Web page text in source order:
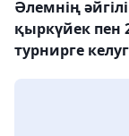
Әлемнің
қыркүйек пен
турнирге